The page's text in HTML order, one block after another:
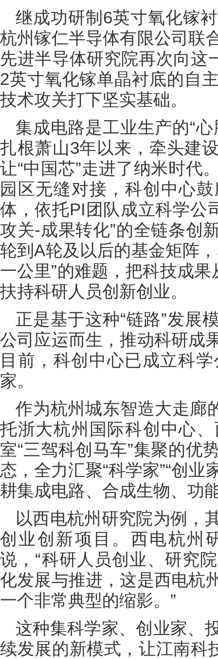
继成功研制6英寸氧化镓
杭州镓仁半导体有限公司联
先进半导体研究院再次向这
2英寸氧化镓单晶衬底的自
技术攻关打下坚实基础。
集成电路是工业生产的“
扎根萧山3年以来，牵头建
让“中国芯”走进了纳米时代
园区无缝对接，科创中心
体，依托PI团队成立科学公
攻关-成果转化”的全链条创
轮到A轮及以后的基金矩阵
一公里”的难题，把科技成
扶持科研人员创新创业。
正是基于这种“链路”发展
公司应运而生，推动科研成
目前，科创中心已成立科
家。
作为杭州城东智造大走廊
托浙大杭州国际科创中心
室“三驾科创马车”集聚的优
态，全力汇聚“科学家”“创业
耕集成电路、合成生物、功
以西电杭州研究院为例，
创业创新项目。西电杭州
说，“科研人员创业、研究
化发展与推进，这是西电杭
一个非常典型的缩影。”
这种集科学家、创业家、
续发展的新模式，让江南科